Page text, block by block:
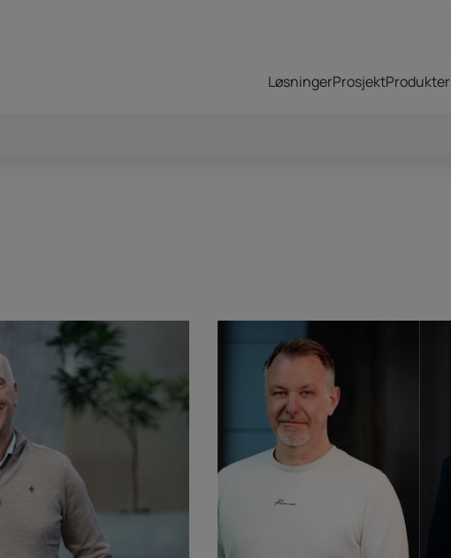
LøsningerProsjektProdukter
Sordin Supreme – T2